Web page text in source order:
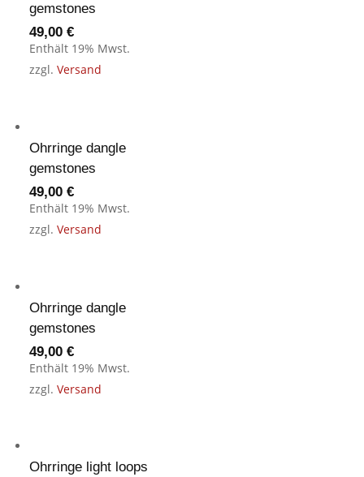
gemstones
49,00€
Enthält 19% Mwst.
zzgl.Versand
Ohrringe dangle
gemstones
49,00€
Enthält 19% Mwst.
zzgl.Versand
Ohrringe dangle
gemstones
49,00€
Enthält 19% Mwst.
zzgl.Versand
Ohrringe light loops